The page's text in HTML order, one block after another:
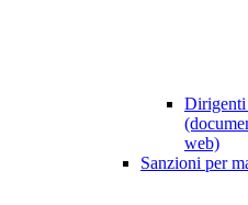
Dirigenti
web)
Sanzioni per